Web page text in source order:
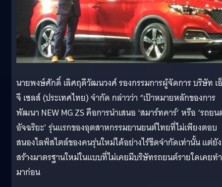
นายพงษ์ศักดิ์ เลิศฤดีวัฒนวงศ์ รองกรรมการผู้จัดการ บริษัท เ
จี เซลส์ (ประเทศไทย) จำกัด กล่าวว่า “เป้าหมายหลักของการ
พัฒนา NEW MG ZS คือการนำเสนอ ‘สมาร์ทคาร์’ หรือ ‘รถย
อัจฉริยะ’ รุ่นแรกของอุตสาหกรรมยานยนต์ไทยที่ไม่เพียงตอบ
สนองไลฟ์สไตล์ของคนรุ่นใหม่ได้อย่างไร้ขีดจำกัดเท่านั้น แต่ยัง
สร้างมาตรฐานใหม่ในแบบที่ไม่เคยมีบริษัทรถยนต์รายใดเคยทำ
มาก่อน